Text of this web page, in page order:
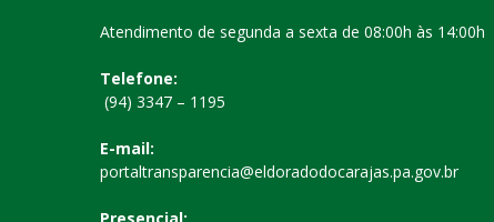
Atendimento de segunda a sexta de 08:00h às 14:00h
Telefone:
(94) 3347 – 1195
E-mail:
portaltransparencia@eldoradodocarajas.pa.gov.br